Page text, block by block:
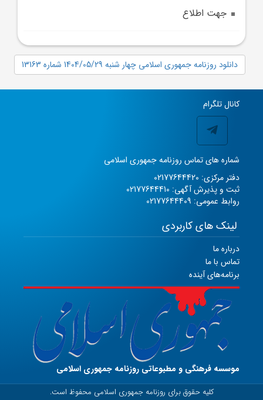
جهت اطلاع
دانلود روزنامه جمهوری اسلامی چهار شنبه 1404/05/29 شماره 13163
کانال تلگرام
شماره های تماس روزنامه جمهوری اسلامی
دفتر مرکزی: 02177644420
ثبت و پذیرش آگهی: 02177644410
روابط عمومی: 02177644409
لینک های کاربردی
درباره ما
تماس با ما
برنامه‌های آینده
موسسه فرهنگی و مطبوعاتی روزنامه جمهوری اسلامی
کلیه حقوق برای روزنامه جمهوری اسلامی محفوظ است.